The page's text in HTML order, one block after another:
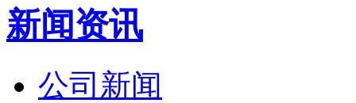
新闻资讯
公司新闻